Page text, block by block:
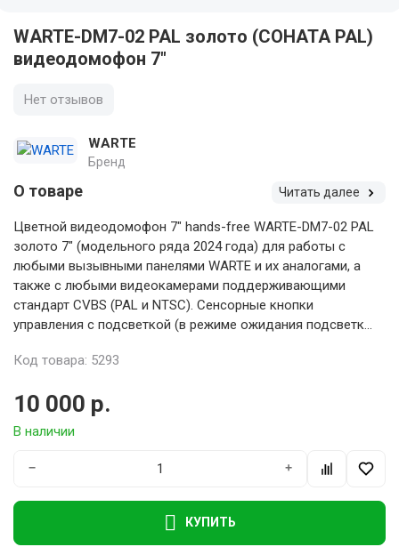
WARTE-DM7-02 PAL золото (СОНАТА PAL)
видеодомофон 7"
Нет отзывов
WARTE
Бренд
О товаре Читать далее
Цветной видеодомофон 7" hands-free WARTE-DM7-02 PAL
золото 7" (модельного ряда 2024 года) для работы с
любыми вызывными панелями WARTE и их аналогами, а
также с любыми видеокамерами поддерживающими
стандарт CVBS (PAL и NTSC). Сенсорные кнопки
управления с подсветкой (в режиме ожидания подсветк...
Код товара: 5293
10 000 р.
В наличии
− +
КУПИТЬ